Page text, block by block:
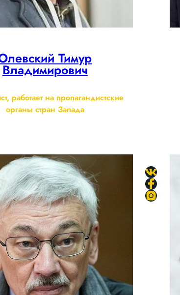
Тимур
Владимирович
работает на пропагандистские
органы стран Запада